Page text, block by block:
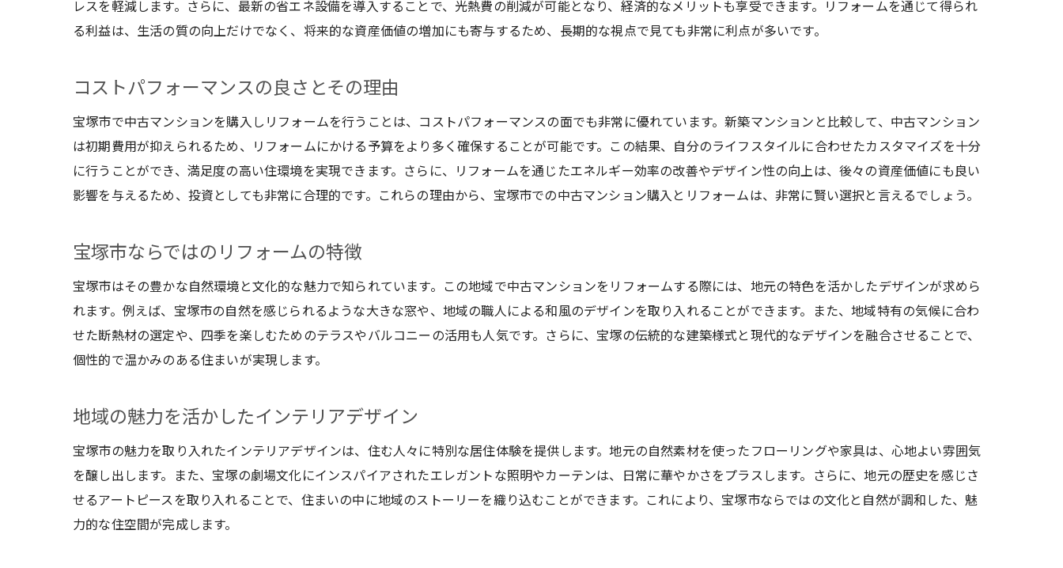
新築との比較から見る中古の良さ
和風から洋風まで多彩なリフォーム事例
実際に行われたリフォームプロジェクト
リフォームで実現する快適な暮らし
予算内でできるリフォーム術
コストを抑えるための計画の立て方
リフォーム業者選びのポイント
宝塚市で実現する中古マンションのリノベーション
リノベーションとリフォームの違い
宝塚市で人気のリノベーション例
レスを軽減します。さらに、最新の省エネ設備を導入することで、光熱費の削減が可能となり、経済的なメリットも享受できます。リフォームを通じて得られ
る利益は、生活の質の向上だけでなく、将来的な資産価値の増加にも寄与するため、長期的な視点で見ても非常に利点が多いです。
コストパフォーマンスの良さとその理由
宝塚市で中古マンションを購入しリフォームを行うことは、コストパフォーマンスの面でも非常に優れています。新築マンションと比較して、中古マンション
は初期費用が抑えられるため、リフォームにかける予算をより多く確保することが可能です。この結果、自分のライフスタイルに合わせたカスタマイズを十分
に行うことができ、満足度の高い住環境を実現できます。さらに、リフォームを通じたエネルギー効率の改善やデザイン性の向上は、後々の資産価値にも良い
影響を与えるため、投資としても非常に合理的です。これらの理由から、宝塚市での中古マンション購入とリフォームは、非常に賢い選択と言えるでしょう。
宝塚市ならではのリフォームの特徴
宝塚市はその豊かな自然環境と文化的な魅力で知られています。この地域で中古マンションをリフォームする際には、地元の特色を活かしたデザインが求めら
れます。例えば、宝塚市の自然を感じられるような大きな窓や、地域の職人による和風のデザインを取り入れることができます。また、地域特有の気候に合わ
せた断熱材の選定や、四季を楽しむためのテラスやバルコニーの活用も人気です。さらに、宝塚の伝統的な建築様式と現代的なデザインを融合させることで、
個性的で温かみのある住まいが実現します。
地域の魅力を活かしたインテリアデザイン
宝塚市の魅力を取り入れたインテリアデザインは、住む人々に特別な居住体験を提供します。地元の自然素材を使ったフローリングや家具は、心地よい雰囲気
を醸し出します。また、宝塚の劇場文化にインスパイアされたエレガントな照明やカーテンは、日常に華やかさをプラスします。さらに、地元の歴史を感じさ
せるアートピースを取り入れることで、住まいの中に地域のストーリーを織り込むことができます。これにより、宝塚市ならではの文化と自然が調和した、魅
力的な住空間が完成します。